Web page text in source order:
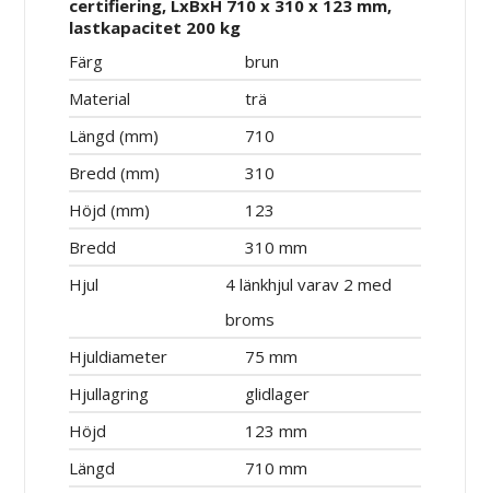
certifiering, LxBxH 710 x 310 x 123 mm,
lastkapacitet 200 kg
Färg
brun
Material
trä
Längd (mm)
710
Bredd (mm)
310
Höjd (mm)
123
Bredd
310 mm
Hjul
4 länkhjul varav 2 med
broms
Hjuldiameter
75 mm
Hjullagring
glidlager
Höjd
123 mm
Längd
710 mm